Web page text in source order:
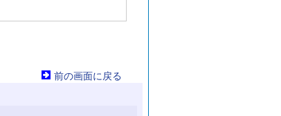
前の画面に戻る